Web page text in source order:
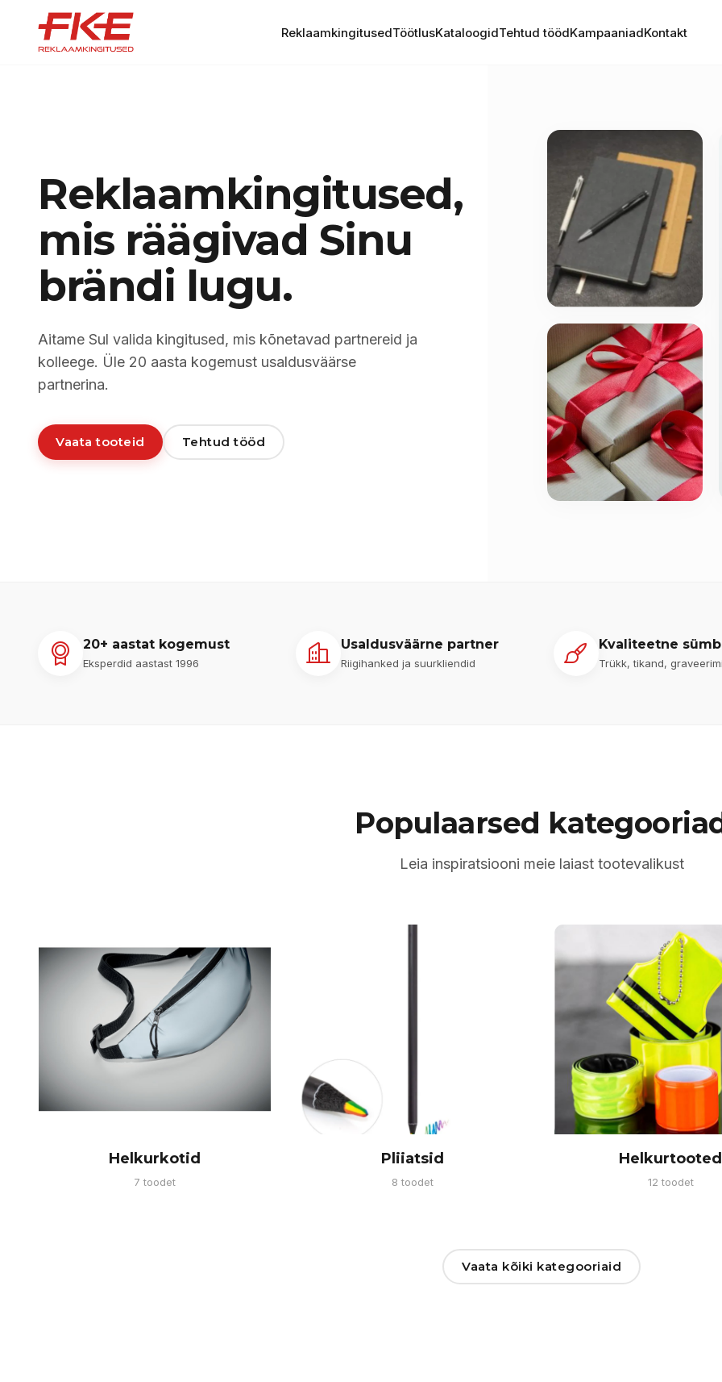
ReklaamkingitusedTöötlusKataloogidTehtud töödKampaaniadKontakt
Reklaamkingitused,
mis räägivad Sinu
brändi lugu.
Aitame Sul valida kingitused, mis kõnetavad partnereid ja
kolleege. Üle 20 aasta kogemust usaldusväärse
partnerina.
Vaata tooteid Tehtud tööd
20+ aastat kogemust
Eksperdid aastast 1996
Usaldusväärne partner
Riigihanked ja suurkliendid
Kvaliteetne
Trükk, tikand,
Populaarsed
Leia inspiratsiooni meie laiast tootevalikust
Helkurkotid
7 toodet
Pliiatsid
8 toodet
Helkurtooted
12 toodet
Vaata kõiki kategooriaid